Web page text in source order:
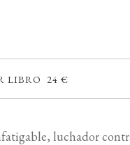
LIBRO 24 €
luchador